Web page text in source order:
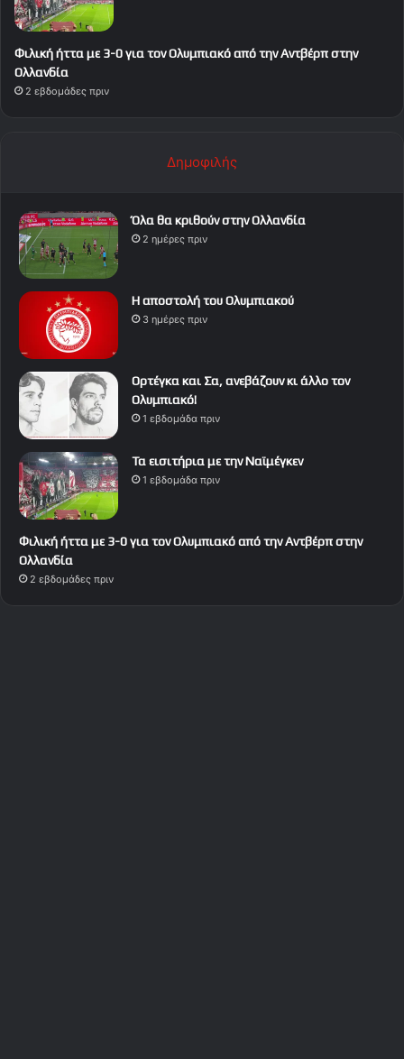
Φιλική ήττα με 3-0 για τον Ολυμπιακό από την Αντβέρπ στην
Ολλανδία
2 εβδομάδες πριν
Δημοφιλής
Όλα θα κριθούν στην Ολλανδία
2 ημέρες πριν
Η αποστολή του Ολυμπιακού
3 ημέρες πριν
Ορτέγκα και Σα, ανεβάζουν κι άλλο τον
Ολυμπιακό!
1 εβδομάδα πριν
Τα εισιτήρια με την Ναϊμέγκεν
1 εβδομάδα πριν
Φιλική ήττα με 3-0 για τον Ολυμπιακό από την Αντβέρπ στην
Ολλανδία
2 εβδομάδες πριν